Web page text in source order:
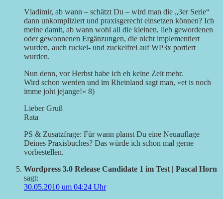
Vladimir, ab wann – schätzt Du – wird man die „3er Serie“
dann unkompliziert und praxisgerecht einsetzen können? Ich
meine damit, ab wann wohl all die kleinen, lieb gewordenen
oder gewonnenen Ergänzungen, die nicht implementiert
wurden, auch ruckel- und zuckelfrei auf WP3x portiert
wurden.
Nun denn, vor Herbst habe ich eh keine Zeit mehr.
Wird schon werden und im Rheinland sagt man, »et is noch
imme joht jejange!« 8)
Lieber Gruß
Rata
PS & Zusatzfrage: Für wann planst Du eine Neuauflage
Deines Praxisbuches? Das würde ich schon mal gerne
vorbestellen.
Wordpress 3.0 Release Candidate 1 im Test | Pascal Horn
sagt:
30.05.2010 um 04:24 Uhr